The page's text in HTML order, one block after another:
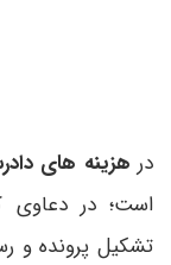
در هزینه های
است؛ در دعاوی
تشکیل پرونده و